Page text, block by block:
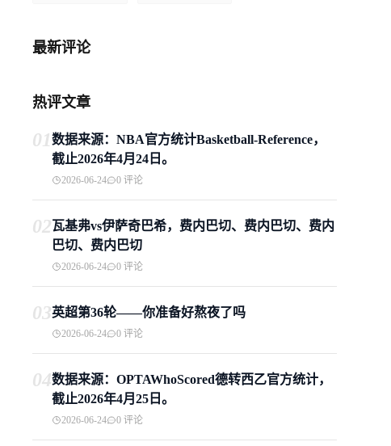
最新评论
热评文章
01数据来源：NBA官方统计Basketball-Reference，
截止2026年4月24日。
2026-06-24 0 评论
02瓦基弗vs伊萨奇巴希，费内巴切、费内巴切、费内
巴切、费内巴切
2026-06-24 0 评论
03英超第36轮——你准备好熬夜了吗
2026-06-24 0 评论
04数据来源：OPTAWhoScored德转西乙官方统计，
截止2026年4月25日。
2026-06-24 0 评论